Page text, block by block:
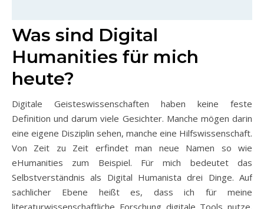
Was sind Digital
Humanities für mich
heute?
Digitale Geisteswissenschaften haben keine feste
Definition und darum viele Gesichter. Manche mögen darin
eine eigene Disziplin sehen, manche eine Hilfswissenschaft.
Von Zeit zu Zeit erfindet man neue Namen so wie
eHumanities zum Beispiel. Für mich bedeutet das
Selbstverständnis als Digital Humanista drei Dinge. Auf
sachlicher Ebene heißt es, dass ich für meine
literaturwissenschaftliche Forschung digitale Tools nutze.